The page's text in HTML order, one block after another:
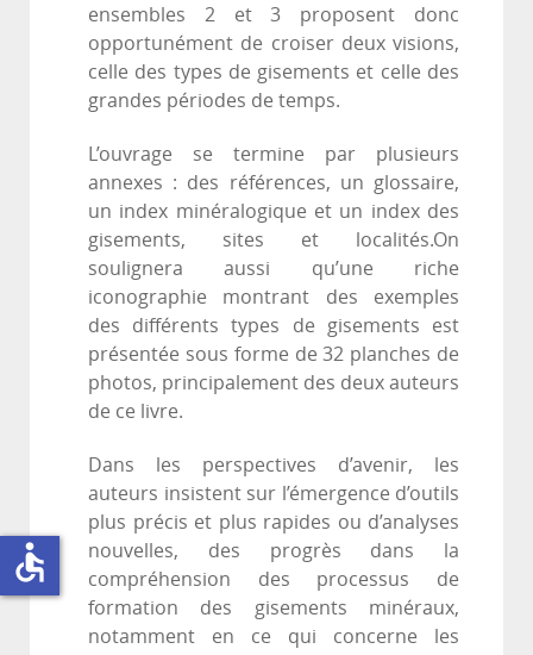
ensembles 2 et 3 proposent donc
opportunément de croiser deux visions,
celle des types de gisements et celle des
grandes périodes de temps.
L’ouvrage se termine par plusieurs
annexes : des références, un glossaire,
un index minéralogique et un index des
gisements, sites et localités.On
soulignera aussi qu’une riche
iconographie montrant des exemples
des différents types de gisements est
présentée sous forme de 32 planches de
photos, principalement des deux auteurs
de ce livre.
Dans les perspectives d’avenir, les
auteurs insistent sur l’émergence d’outils
plus précis et plus rapides ou d’analyses
nouvelles, des progrès dans la
compréhension des processus de
formation des gisements minéraux,
notamment en ce qui concerne les
accessible